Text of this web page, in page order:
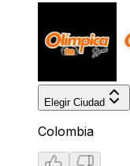
Elegir Ciudad
Colombia